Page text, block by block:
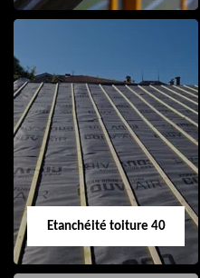
Nettoyage et pose
de gouttière 40
Etanchéité toiture 40